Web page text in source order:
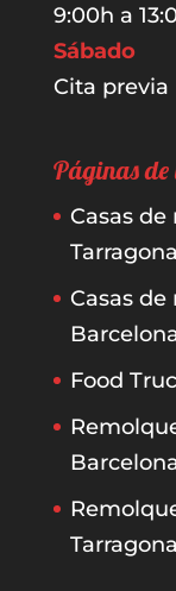
9:00h a
Sábado
Cita previa
Páginas de
Casas
Tarragona
Casas
Food
Tarragona